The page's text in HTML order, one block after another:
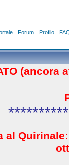
Forum Profilo
(ancora
al